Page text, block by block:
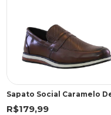
R$179,99